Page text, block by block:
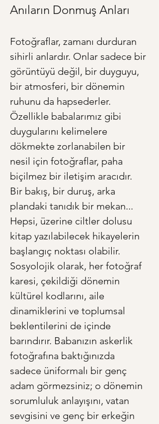
Anıların Donmuş Anları
Fotoğraflar, zamanı durduran
sihirli anlardır. Onlar sadece bir
görüntüyü değil, bir duyguyu,
bir atmosferi, bir dönemin
ruhunu da hapsederler.
Özellikle babalarımız gibi
duygularını kelimelere
dökmekte zorlanabilen bir
nesil için fotoğraflar, paha
biçilmez bir iletişim aracıdır.
Bir bakış, bir duruş, arka
plandaki tanıdık bir mekan...
Hepsi, üzerine ciltler dolusu
kitap yazılabilecek hikayelerin
başlangıç noktası olabilir.
Sosyolojik olarak, her fotoğraf
karesi, çekildiği dönemin
kültürel kodlarını, aile
dinamiklerini ve toplumsal
beklentilerini de içinde
barındırır. Babanızın askerlik
fotoğrafına baktığınızda
sadece üniformalı bir genç
adam görmezsiniz; o dönemin
sorumluluk anlayışını, vatan
sevgisini ve genç bir erkeğin